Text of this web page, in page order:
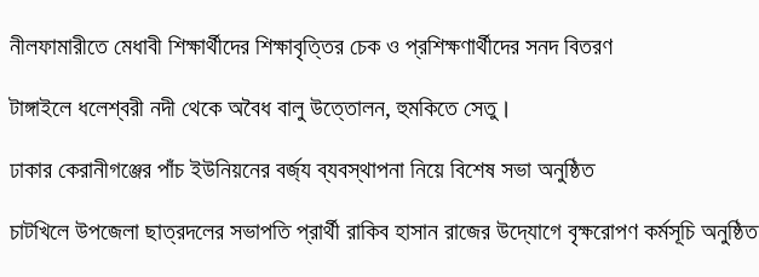
নীলফামারীতে মেধাবী শিক্ষার্থীদের শিক্ষাবৃত্তির চেক ও প্রশিক্ষণার্থীদের সনদ বিতরণ
টাঙ্গাইলে ধলেশ্বরী নদী থেকে অবৈধ বালু উত্তোলন, হুমকিতে সেতু।
ঢাকার কেরানীগঞ্জের পাঁচ ইউনিয়নের বর্জ্য ব্যবস্থাপনা নিয়ে বিশেষ সভা অনুষ্ঠিত
চাটখিলে উপজেলা ছাত্রদলের সভাপতি প্রার্থী রাকিব হাসান রাজের উদ্যোগে বৃক্ষরোপণ কর্মসূচি অনুষ্ঠিত